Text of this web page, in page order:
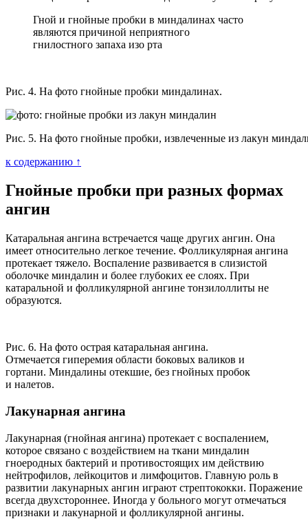
Гной и гнойные пробки в миндалинах часто
являются причиной неприятного
гнилостного запаха изо рта
Рис. 4. На фото гнойные пробки миндалинах.
Рис. 5. На фото гнойные пробки, извлеченные из лакун
к содержанию ↑
Гнойные пробки при разных формах
ангин
Катаральная ангина встречается чаще других ангин. Она
имеет относительно легкое течение. Фолликулярная ангина
протекает тяжело. Воспаление развивается в слизистой
оболочке миндалин и более глубоких ее слоях. При
катаральной и фолликулярной ангине тонзилоллиты не
образуются.
Рис. 6. На фото острая катаральная ангина.
Отмечается гиперемия области боковых валиков и
гортани. Миндалины отекшие, без гнойных пробок
и налетов.
Лакунарная ангина
Лакунарная (гнойная ангина) протекает с воспалением,
которое связано с воздействием на ткани миндалин
гноеродных бактерий и противостоящих им действию
нейтрофилов, лейкоцитов и лимфоцитов. Главную роль в
развитии лакунарных ангин играют стрептококки. Поражение
всегда двухстороннее. Иногда у больного могут отмечаться
признаки и лакунарной и фолликулярной ангины.